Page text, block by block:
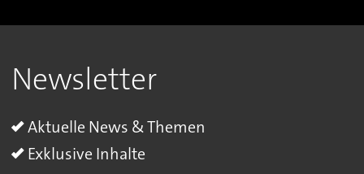
Newsletter
Aktuelle News & Themen
Exklusive Inhalte